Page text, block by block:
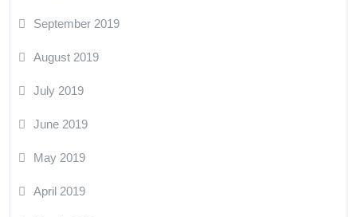
September 2019
August 2019
July 2019
June 2019
May 2019
April 2019